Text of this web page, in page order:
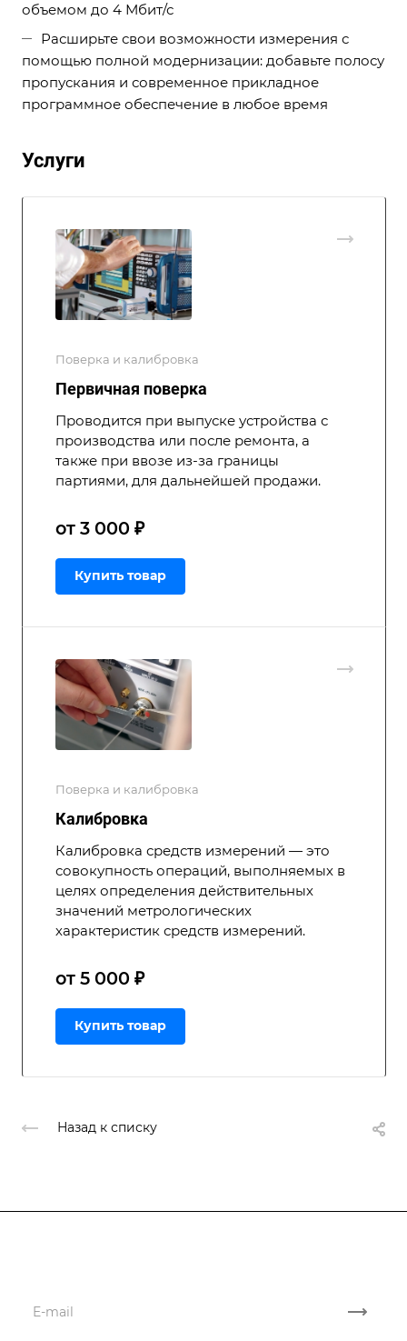
объемом до 4 Мбит/с
Расширьте свои возможности измерения с
помощью полной модернизации: добавьте полосу
пропускания и современное прикладное
программное обеспечение в любое время
Услуги
Поверка и калибровка
Первичная поверка
Проводится при выпуске устройства с
производства или после ремонта, а
также при ввозе из-за границы
партиями, для дальнейшей продажи.
от 3 000 ₽
Купить товар
Поверка и калибровка
Калибровка
Калибровка средств измерений — это
совокупность операций, выполняемых в
целях определения действительных
значений метрологических
характеристик средств измерений.
от 5 000 ₽
Купить товар
Назад к списку